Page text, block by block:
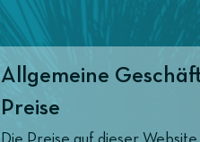
Allgemeine
Preise